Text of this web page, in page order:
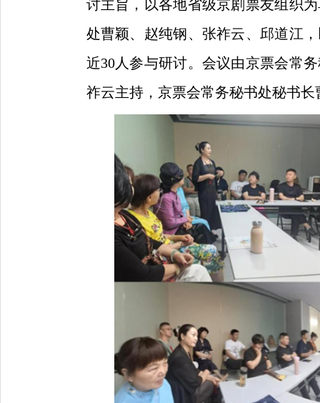
讨主旨，以各地省级京剧票友组织
处曹颖、赵纯钢、张祚云、邱道江
近30人参与研讨。会议由京票会常
祚云主持，京票会常务秘书处秘书